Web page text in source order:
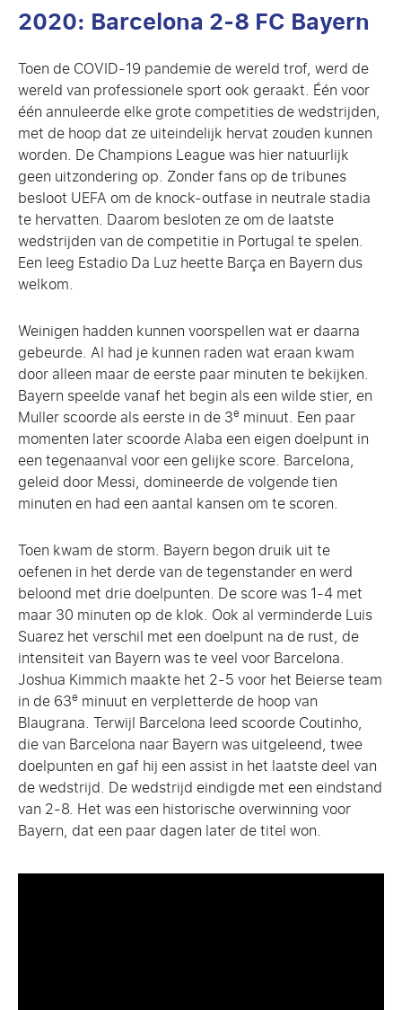
2020: Barcelona 2-8 FC Bayern
Toen de COVID-19 pandemie de wereld trof, werd de
wereld van professionele sport ook geraakt. Één voor
één annuleerde elke grote competities de wedstrijden,
met de hoop dat ze uiteindelijk hervat zouden kunnen
worden. De Champions League was hier natuurlijk
geen uitzondering op. Zonder fans op de tribunes
besloot UEFA om de knock-outfase in neutrale stadia
te hervatten. Daarom besloten ze om de laatste
wedstrijden van de competitie in Portugal te spelen.
Een leeg Estadio Da Luz heette Barça en Bayern dus
welkom.
Weinigen hadden kunnen voorspellen wat er daarna
gebeurde. Al had je kunnen raden wat eraan kwam
door alleen maar de eerste paar minuten te bekijken.
Bayern speelde vanaf het begin als een wilde stier, en
Muller scoorde als eerste in de 3e minuut. Een paar
momenten later scoorde Alaba een eigen doelpunt in
een tegenaanval voor een gelijke score. Barcelona,
geleid door Messi, domineerde de volgende tien
minuten en had een aantal kansen om te scoren.
Toen kwam de storm. Bayern begon druik uit te
oefenen in het derde van de tegenstander en werd
beloond met drie doelpunten. De score was 1-4 met
maar 30 minuten op de klok. Ook al verminderde Luis
Suarez het verschil met een doelpunt na de rust, de
intensiteit van Bayern was te veel voor Barcelona.
Joshua Kimmich maakte het 2-5 voor het Beierse team
in de 63e minuut en verpletterde de hoop van
Blaugrana. Terwijl Barcelona leed scoorde Coutinho,
die van Barcelona naar Bayern was uitgeleend, twee
doelpunten en gaf hij een assist in het laatste deel van
de wedstrijd. De wedstrijd eindigde met een eindstand
van 2-8. Het was een historische overwinning voor
Bayern, dat een paar dagen later de titel won.